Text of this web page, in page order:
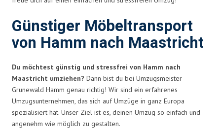
Günstiger Möbeltransport
von Hamm nach Maastricht
Du möchtest günstig und stressfrei von Hamm nach
Maastricht umziehen? Dann bist du bei Umzugsmeister
Grunewald Hamm genau richtig! Wir sind ein erfahrenes
Umzugsunternehmen, das sich auf Umzüge in ganz Europa
spezialisiert hat. Unser Ziel ist es, deinen Umzug so einfach und
angenehm wie möglich zu gestalten.